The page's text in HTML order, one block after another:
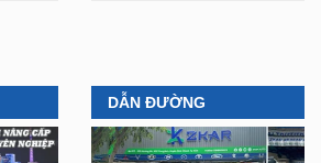
DẪN ĐƯỜNG